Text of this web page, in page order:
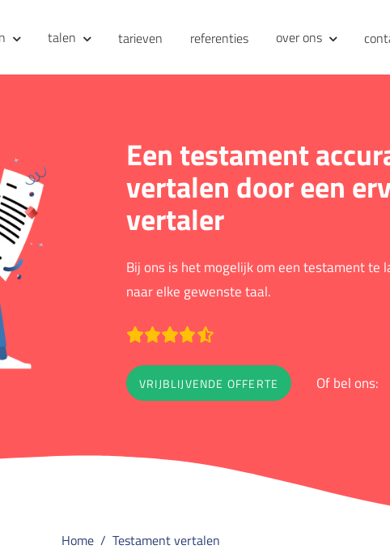
talen tarieven referenties over ons
Een testament
vertalen door een
vertaler
Bij ons is het mogelijk om een testament te
naar elke gewenste taal.
VRIJBLIJVENDE OFFERTE Of bel ons:
Home Testament vertalen